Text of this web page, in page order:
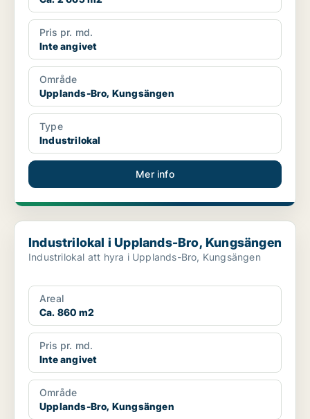
Pris pr. md.
Inte angivet
Område
Upplands-Bro, Kungsängen
Type
Industrilokal
Mer info
Industrilokal i Upplands-Bro, Kungsängen
Industrilokal i Upplands-Bro, Kungsängen
Industrilokal att hyra i Upplands-Bro, Kungsängen
Areal
Ca. 860 m2
Pris pr. md.
Inte angivet
Område
Upplands-Bro, Kungsängen